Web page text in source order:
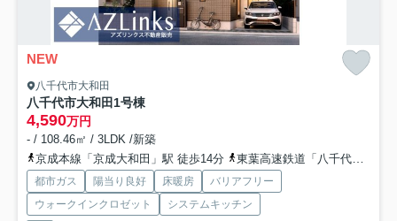
NEW
八千代市大和田
八千代市大和田1号棟
4,590万円
- / 108.46㎡ / 3LDK /新築
京成本線「京成大和田」駅 徒歩14分
東葉高速鉄道「八千代中央」駅 徒歩20分
都市ガス 陽当り良好 床暖房
バリアフリー
ウォークインクロゼット
システムキッチン